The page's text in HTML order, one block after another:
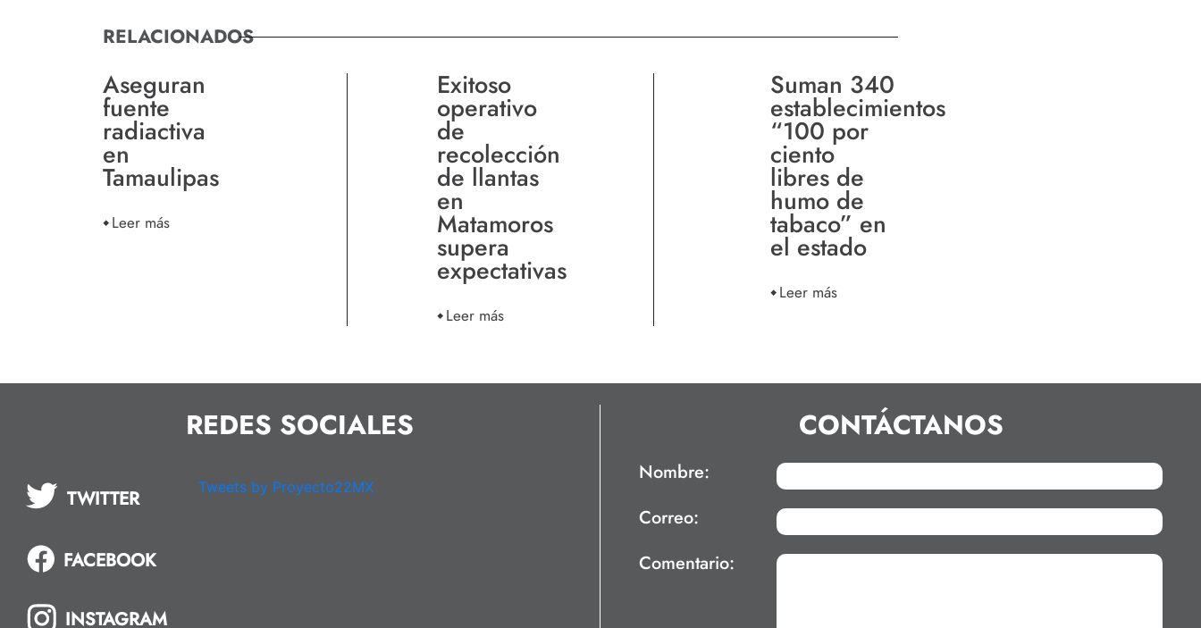
RELACIONADOS
Aseguran
fuente
radiactiva
en
Tamaulipas
Leer más
Exitoso
operativo
de
recolección
de llantas
en
Matamoros
supera
expectativas
Leer más
Suman 340
establecimientos
“100 por
ciento
libres de
humo de
tabaco” en
el estado
Leer más
REDES SOCIALES
TWITTER
FACEBOOK
INSTAGRAM
Tweets by Proyecto22MX
CONTÁCTANOS
Nombre:
Correo:
Comentario: